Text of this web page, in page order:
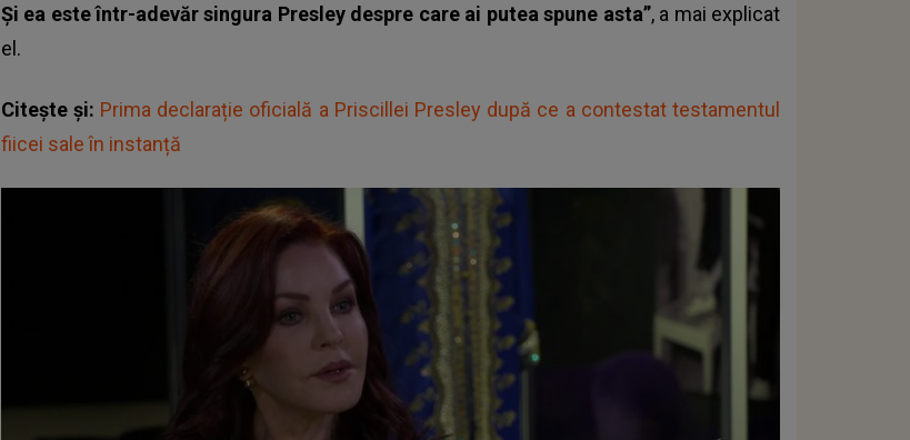
Și ea este într-adevăr singura Presley despre care ai putea spune asta”, a mai explicat
el.
Citește și: Prima declarație oficială a Priscillei Presley după ce a contestat testamentul
fiicei sale în instanță